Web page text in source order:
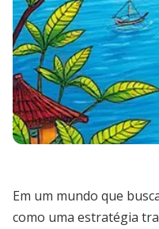
Em um mundo que
como uma estratégia